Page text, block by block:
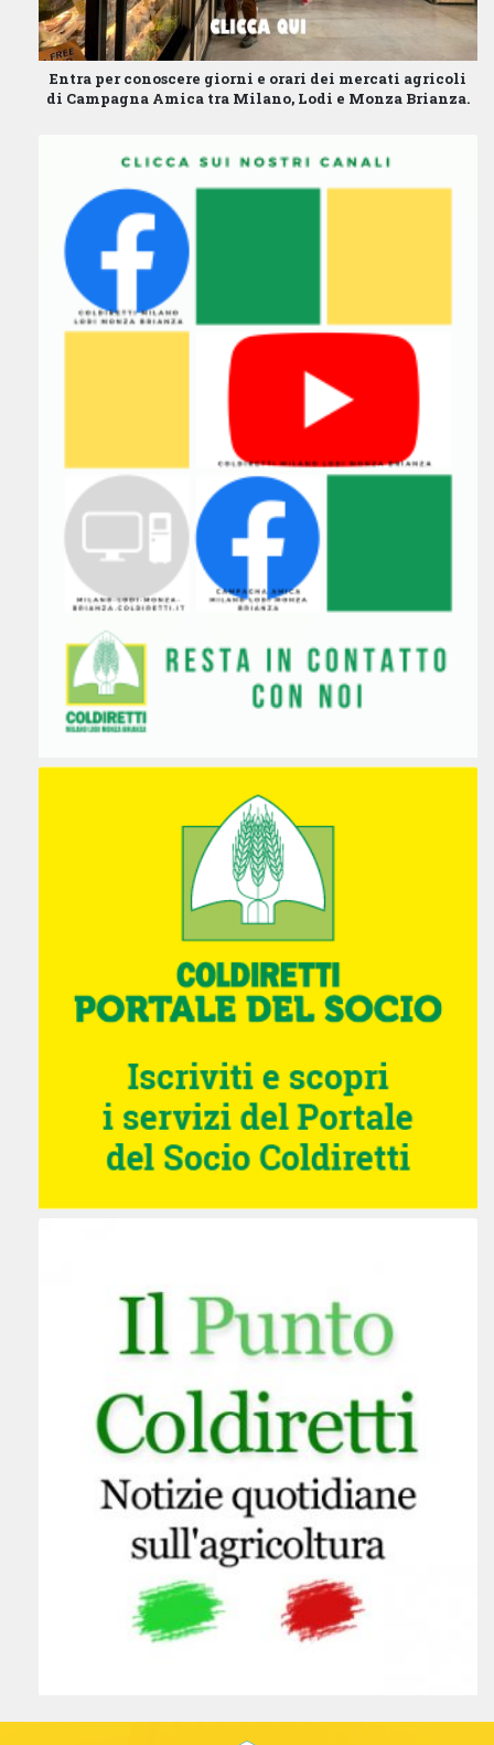
Entra per conoscere giorni e orari dei mercati agricoli
di Campagna Amica tra Milano, Lodi e Monza Brianza.